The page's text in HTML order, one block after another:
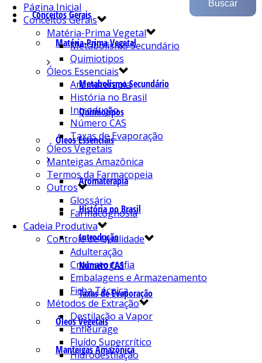
Conceitos Gerais
Matéria-Prima Vegetal
Metabolismo Secundário
Quimiotipos
Óleos Essenciais
Aromaterapia
História no Brasil
Introdução
Número CAS
Taxas de Evaporação
Óleos Vegetais
Manteigas Amazônica
Página Inicial
Conceitos Gerais
Matéria-Prima Vegetal
Metabolismo Secundário
Quimiotipos
Óleos Essenciais
Aromaterapia
História no Brasil
Introdução
Número CAS
Taxas de Evaporação
Óleos Vegetais
Manteigas Amazônica
Termos da Farmacopeia
Outros
Glossário
Farmacognosia
Cadeia Produtiva
Controle de Qualidade
Adulteração
Cromatografia
Embalagens e Armazenamento
Ficha Técnica
Métodos de Extração
Destilação a Vapor
Enfleurage
Fluído Supercrítico
Hidrodestilação